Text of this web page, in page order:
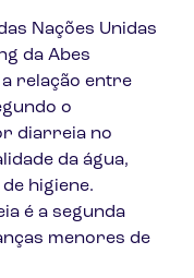
Nações Unidas
da Abes
relação entre
o
diarreia no
da água,
higiene.
é a segunda
menores de